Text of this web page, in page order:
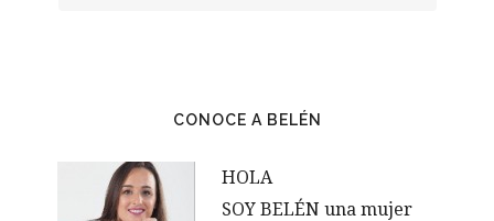
CONOCE A BELÉN
HOLA
SOY BELÉN una mujer